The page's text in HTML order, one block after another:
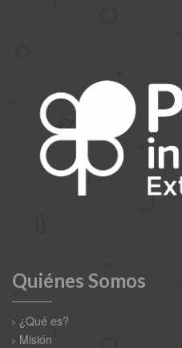
Quiénes Somos
¿Qué es?
Misión